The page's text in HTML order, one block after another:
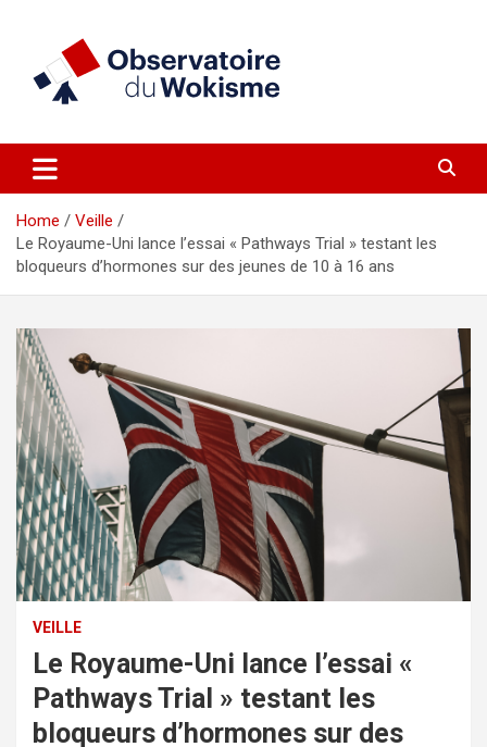
Observatoire du Wokisme
Home
Veille
Le Royaume-Uni lance l’essai « Pathways Trial » testant les
bloqueurs d’hormones sur des jeunes de 10 à 16 ans
VEILLE
Le Royaume-Uni lance l’essai «
Pathways Trial » testant les
bloqueurs d’hormones sur des